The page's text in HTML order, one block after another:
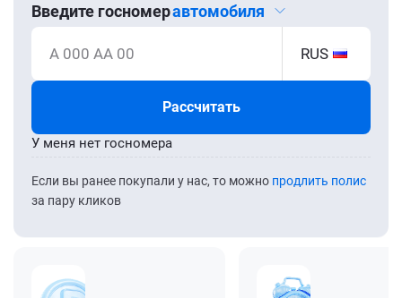
Введите госномеравтомобиля
А 000 АА 00 RUS
Рассчитать
Если вы ранее покупали у нас, то можно продлить полис
за пару кликов
У меня нет госномера